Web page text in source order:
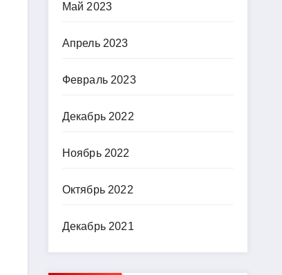
Май 2023
Апрель 2023
Февраль 2023
Декабрь 2022
Ноябрь 2022
Октябрь 2022
Декабрь 2021